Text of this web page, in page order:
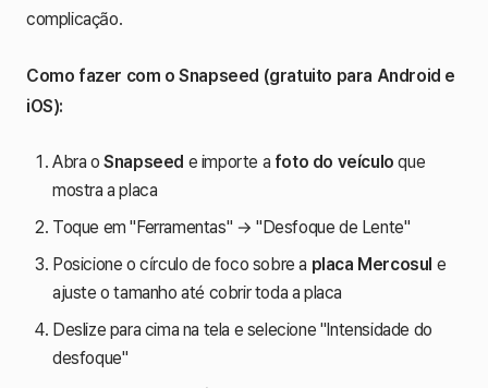
complicação.
Como fazer com o Snapseed (gratuito para Android e
iOS):
Abra oSnapseed e importe a foto do veículo que
mostra a placa
Toque em "Ferramentas" → "Desfoque de Lente"
Posicione o círculo de foco sobre a placa Mercosul e
ajuste o tamanho até cobrir toda a placa
Deslize para cima na tela e selecione "Intensidade do
desfoque"